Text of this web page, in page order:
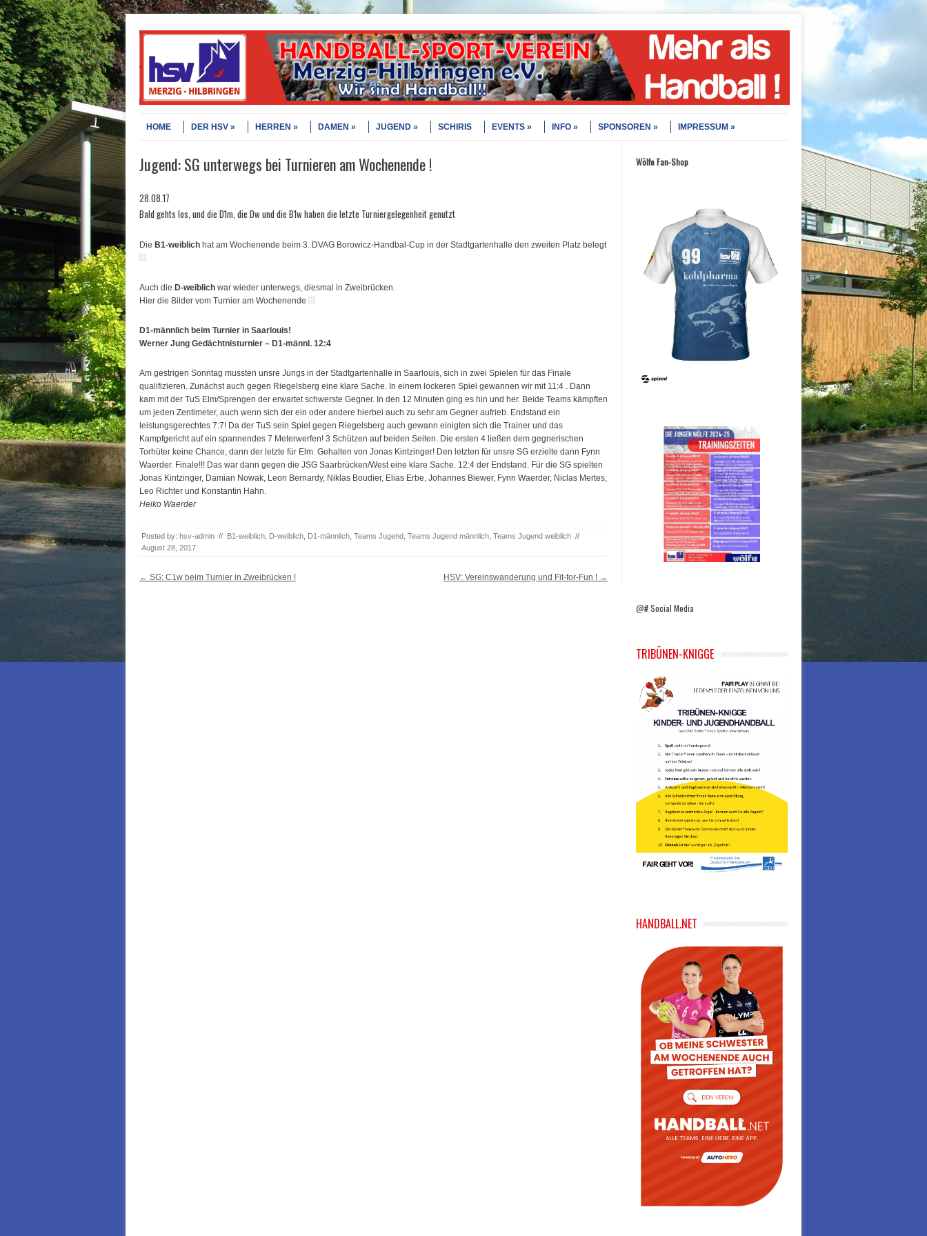
Menu
HOME
DER HSV HERREN DAMEN JUGEND SCHIRIS EVENTS INFO SPONSOREN IMPRESSUM
Jugend: SG unterwegs bei Turnieren am Wochenende !
28.08.17
Bald gehts los, und die D1m, die Dw und die B1w haben die letzte Turniergelegenheit genutzt
Die B1-weiblich hat am Wochenende beim 3. DVAG Borowicz-Handbal-Cup in der Stadtgartenhalle den zweiten Platz belegt
Auch die D-weiblich war wieder unterwegs, diesmal in Zweibrücken.
Hier die Bilder vom Turnier am Wochenende
D1-männlich beim Turnier in Saarlouis!
Werner Jung Gedächtnisturnier – D1-männl. 12:4
Am gestrigen Sonntag mussten unsre Jungs in der Stadtgartenhalle in Saarlouis, sich in zwei Spielen für das Finale
qualifizieren. Zunächst auch gegen Riegelsberg eine klare Sache. In einem lockeren Spiel gewannen wir mit 11:4 . Dann
kam mit der TuS Elm/Sprengen der erwartet schwerste Gegner. In den 12 Minuten ging es hin und her. Beide Teams kämpften
um jeden Zentimeter, auch wenn sich der ein oder andere hierbei auch zu sehr am Gegner aufrieb. Endstand ein
leistungsgerechtes 7:7! Da der TuS sein Spiel gegen Riegelsberg auch gewann einigten sich die Trainer und das
Kampfgericht auf ein spannendes 7 Meterwerfen! 3 Schützen auf beiden Seiten. Die ersten 4 ließen dem gegnerischen
Torhüter keine Chance, dann der letzte für Elm. Gehalten von Jonas Kintzinger! Den letzten für unsre SG erzielte dann Fynn
Waerder. Finale!!! Das war dann gegen die JSG Saarbrücken/West eine klare Sache. 12:4 der Endstand. Für die SG spielten
Jonas Kintzinger, Damian Nowak, Leon Bernardy, Niklas Boudier, Elias Erbe, Johannes Biewer, Fynn Waerder, Niclas Mertes,
Leo Richter und Konstantin Hahn.
Heiko Waerder
Posted by: hsv-admin // B1-weiblich D-weiblich D1-männlich Teams Jugend Teams Jugend männlich Teams Jugend weiblich //
August 28, 2017
Post navigation
← SG: C1w beim Turnier in Zweibrücken ! HSV: Vereinswanderung und Fit-for-Fun ! →
Wölfe Fan-Shop
@# Social Media
TRIBÜNEN-KNIGGE
HANDBALL.NET